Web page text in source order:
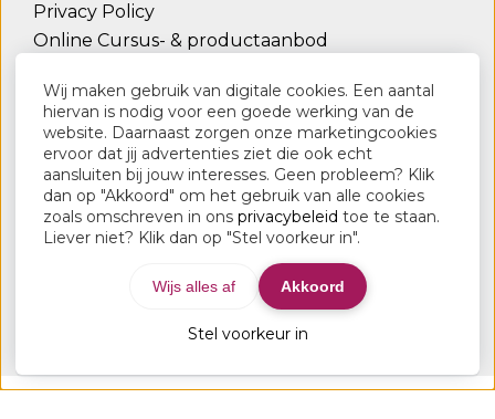
Privacy Policy
Online Cursus- & productaanbod
Contact
Lederstudio.be
Vierde Lansierslaan 82
3300 Tienen
+32496223054
Wij maken gebruik van digitale cookies. Een aantal
hiervan is nodig voor een goede werking van de
website. Daarnaast zorgen onze marketingcookies
ervoor dat jij advertenties ziet die ook echt
aansluiten bij jouw interesses. Geen probleem? Klik
dan op "Akkoord" om het gebruik van alle cookies
zoals omschreven in ons privacybeleid toe te staan.
Liever niet? Klik dan op "Stel voorkeur in".
Stel voorkeur in
Wijs alles af Akkoord